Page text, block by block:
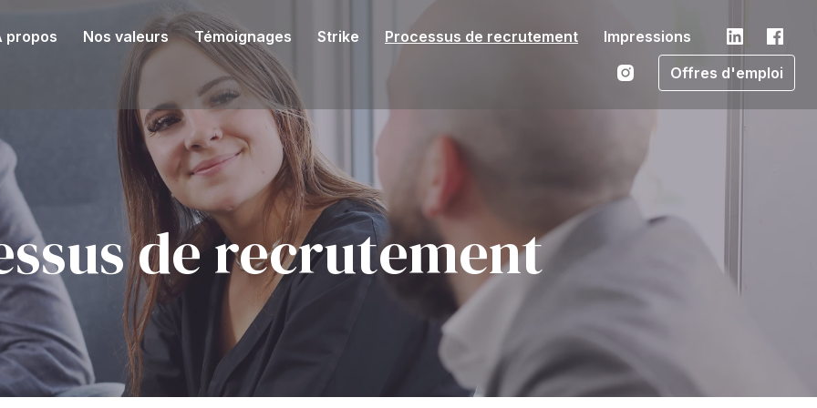
propos Nos valeurs Témoignages Strike Processus de recrutement
Impressions
Offres d'emploi
de recrutement